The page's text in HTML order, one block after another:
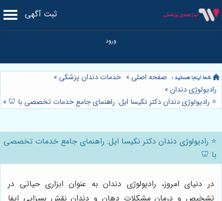
ثبت آگهی
صفحه اصلی » خدمات دندان پزشکی »
رادیولوژی دندان »
⭐️ رادیولوژی دندان دکتر نکیسا ایل: راهنمای جامع خدمات تخصصی با 🦷 »
⭐️ رادیولوژی دندان دکتر نکیسا ایل: راهنمای جامع خدمات تخصصی
با 🦷
در دنیای امروز، رادیولوژی دندان به عنوان ابزاری حیاتی در
تشخیص و درمان مشکلات دهان و دندان نقش بسزایی ایفا